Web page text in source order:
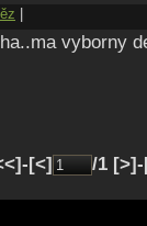
vyborny
[<] /1